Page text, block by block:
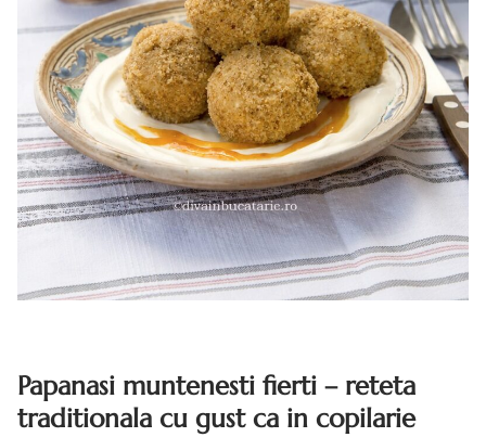
Papanasi muntenesti fierti – reteta
traditionala cu gust ca in copilarie